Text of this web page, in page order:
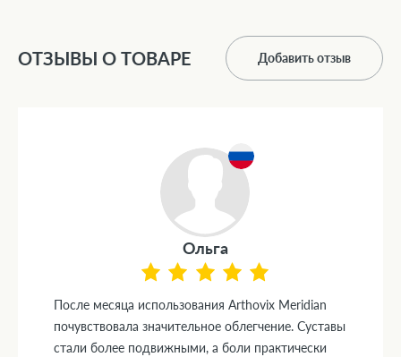
ОТЗЫВЫ О ТОВАРЕ Добавить отзыв
Ольга
После месяца использования Arthovix Meridian
почувствовала значительное облегчение. Суставы
стали более подвижными, а боли практически